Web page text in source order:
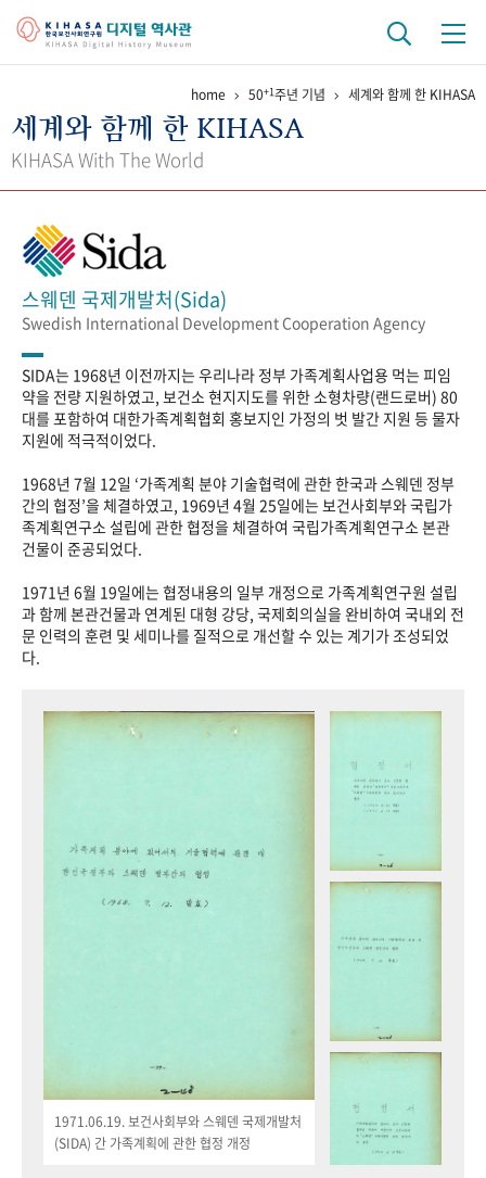
걸어온 길 기관 변천사 역대 기관장
정책과 연구 키워드로 보는 연구 역사
간행물 변천사
기록물 아카이브
사진 아카이브 문서 기록물 행정박물 영상 기록물
성과 50선 숫자로 보는 50년 50+1주년 광장
세계와 함께 한 KIHASA
VR 역사관
home 50+1주년 기념 세계와 함께 한 KIHASA
세계와 함께 한 KIHASA
KIHASA With The World
스웨덴 국제개발처(Sida)
Swedish International Development Cooperation Agency
SIDA는 1968년 이전까지는 우리나라 정부 가족계획사업용 먹는 피임
약을 전량 지원하였고, 보건소 현지지도를 위한 소형차량(랜드로버) 80
대를 포함하여 대한가족계획협회 홍보지인 가정의 벗 발간 지원 등 물자
지원에 적극적이었다.
1968년 7월 12일 ‘가족계획 분야 기술협력에 관한 한국과 스웨덴 정부
간의 협정’을 체결하였고, 1969년 4월 25일에는 보건사회부와 국립가
족계획연구소 설립에 관한 협정을 체결하여 국립가족계획연구소 본관
건물이 준공되었다.
1971년 6월 19일에는 협정내용의 일부 개정으로 가족계획연구원 설립
과 함께 본관건물과 연계된 대형 강당, 국제회의실을 완비하여 국내외 전
문 인력의 훈련 및 세미나를 질적으로 개선할 수 있는 계기가 조성되었
다.
1971.06.19. 보건사회부와 스웨덴 국제개발처
(SIDA) 간 가족계획에 관한 협정 개정